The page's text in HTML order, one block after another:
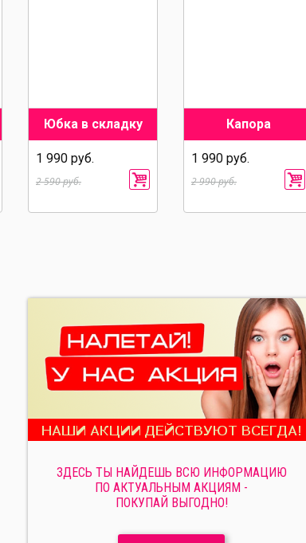
Юбка в складку
1 990 руб.
2 590 руб.
Капора
1 990 руб.
2 990 руб.
ЗДЕСЬ ТЫ НАЙДЕШЬ ВСЮ ИНФОРМАЦИЮ
ПО АКТУАЛЬНЫМ АКЦИЯМ -
ПОКУПАЙ ВЫГОДНО!